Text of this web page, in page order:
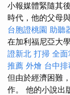
小報媒體緊隨其
時代，他的父母
台胞證桃園 助聽
在加利福尼亞大
證新北 打掃 全面
推薦 外燴 台中
但由於經濟困難
作。 他的小說出